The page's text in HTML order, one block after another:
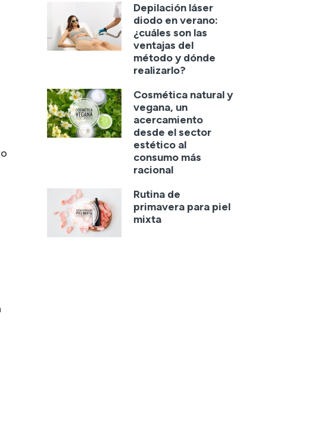
Depilación láser
diodo en verano:
¿cuáles son las
ventajas del
método y dónde
realizarlo?
Cosmética natural y
vegana, un
acercamiento
desde el sector
estético al
consumo más
racional
Rutina de
primavera para piel
mixta